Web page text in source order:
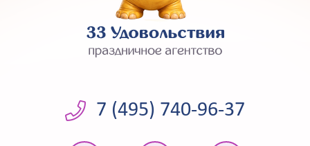
7 (495) 740-96-37